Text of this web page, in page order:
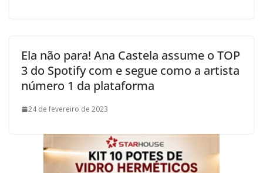
Ela não para! Ana Castela assume o TOP
3 do Spotify com e segue como a artista
número 1 da plataforma
24 de fevereiro de 2023